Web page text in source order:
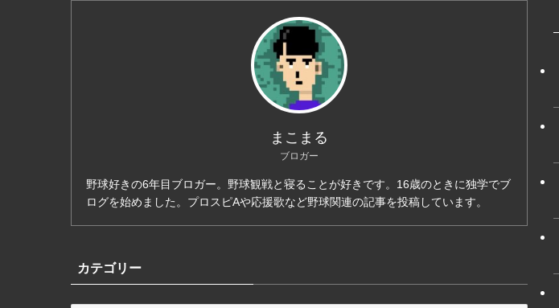
まこまる
ブロガー
野球好きの6年目ブロガー。野球観戦と寝ることが好きです。16歳のときに独学でブ
ログを始めました。プロスピAや応援歌など野球関連の記事を投稿しています。
カテゴリー